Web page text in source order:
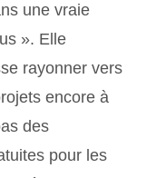
une vraie
». Elle
rayonner vers
encore à
des
pour les